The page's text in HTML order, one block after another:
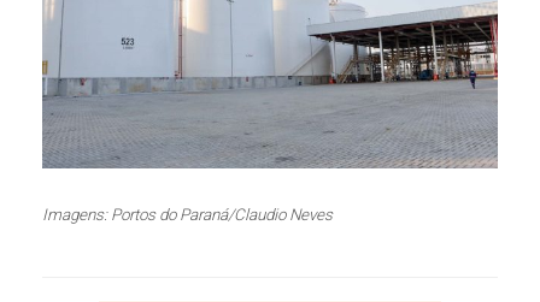
Imagens: Portos do Paraná/Claudio Neves